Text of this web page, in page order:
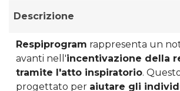
Descrizione
Respiprogram rappresenta un
avanti nell'incentivazione della
tramite l'atto inspiratorio.
progettato per aiutare gli